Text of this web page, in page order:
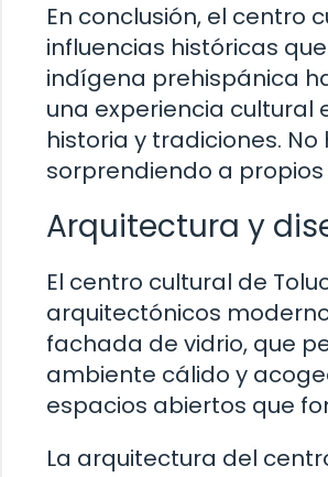
En conclusión, el centro
influencias históricas
indígena prehispánica
una experiencia cultural
historia y tradiciones.
sorprendiendo a
Arquitectura y
El centro cultural de
arquitectónicos
fachada de vidrio, que
ambiente cálido y
espacios abiertos que
La arquitectura del